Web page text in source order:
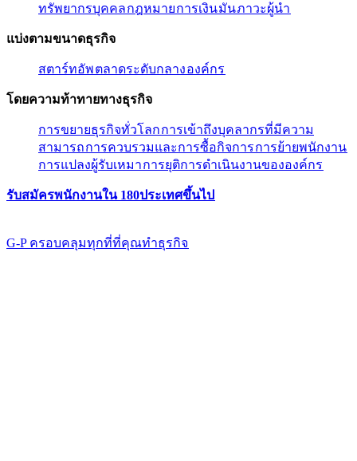
ทรัพยากรบุคคล​​กฎหมาย​​การเงิน​​มัน​​ภาวะผู้นํา​​
แบ่งตามขนาดธุรกิจ​​
สตาร์ทอัพ​​ตลาดระดับกลาง​​องค์กร​​
โดยความท้าทายทางธุรกิจ​​
การขยายธุรกิจทั่วโลก​​การเข้าถึงบุคลากรที่มีความ
สามารถ​​การควบรวมและการซื้อกิจการ​​การย้ายพนักงาน​​
การแปลงผู้รับเหมา​​การยุติการดำเนินงานขององค์กร​​
รับสมัครพนักงานใน 180ประเทศขึ้นไป​​
G-P ครอบคลุมทุกที่ที่คุณทําธุรกิจ​​